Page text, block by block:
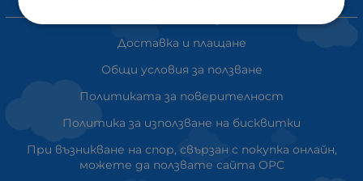
Доставка и плащане
Общи условия за ползване
Политиката за поверителност
Политика за използване на бисквитки
При възникване на спор, свързан с покупка онлайн,
можете да ползвате сайта ОРС